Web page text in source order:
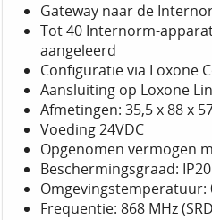
Gateway naar de
Tot 40 Internorm-
aangeleerd
Configuratie via Loxone
Aansluiting op Loxone
Afmetingen: 35,5 x 88 x
Voeding 24VDC
Opgenomen vermogen
Beschermingsgraad: IP20
Omgevingstemperatuur:
Frequentie: 868 MHz